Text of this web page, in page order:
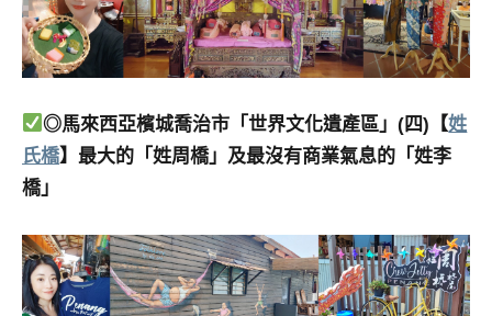
◎馬來西亞檳城喬治市「世界文化遺產區」(四)【姓
氏橋】最大的「姓周橋」及最沒有商業氣息的「姓李
橋」